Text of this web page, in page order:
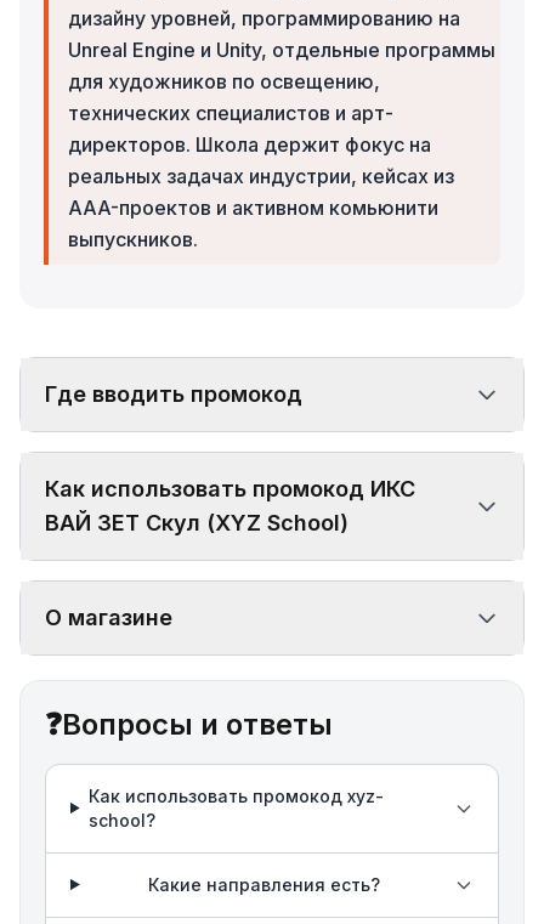
дизайну уровней, программированию на
Unreal Engine и Unity, отдельные программы
для художников по освещению,
технических специалистов и арт-
директоров. Школа держит фокус на
реальных задачах индустрии, кейсах из
AAA-проектов и активном комьюнити
выпускников.
Где вводить промокод
Как использовать промокод ИКС
ВАЙ ЗЕТ Скул (XYZ School)
О магазине
❓Вопросы и ответы
Как использовать промокод xyz-
school?
Какие направления есть?